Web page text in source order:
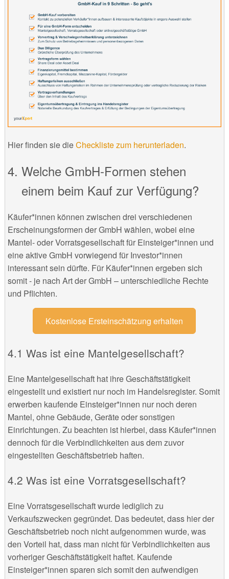
Hier finden sie dieCheckliste zum herunterladen.
Welche GmbH-Formen stehen
einem beim Kauf zur Verfügung?
Käufer*innen können zwischen drei verschiedenen
Erscheinungsformen der GmbH wählen, wobei eine
Mantel- oder Vorratsgesellschaft für Einsteiger*innen und
eine aktive GmbH vorwiegend für Investor*innen
interessant sein dürfte. Für Käufer*innen ergeben sich
somit - je nach Art der GmbH – unterschiedliche Rechte
und Pflichten.
Kostenlose Ersteinschätzung erhalten
Was ist eine Mantelgesellschaft?
Eine Mantelgesellschaft hat ihre Geschäftstätigkeit
eingestellt und existiert nur noch im Handelsregister. Somit
erwerben kaufende Einsteiger*innen nur noch deren
Mantel, ohne Gebäude, Geräte oder sonstigen
Einrichtungen. Zu beachten ist hierbei, dass Käufer*innen
dennoch für die Verbindlichkeiten aus dem zuvor
eingestellten Geschäftsbetrieb haften.
Was ist eine Vorratsgesellschaft?
Eine Vorratsgesellschaft wurde lediglich zu
Verkaufszwecken gegründet. Das bedeutet, dass hier der
Geschäftsbetrieb noch nicht aufgenommen wurde, was
den Vorteil hat, dass man nicht für Verbindlichkeiten aus
vorheriger Geschäftstätigkeit haftet. Kaufende
Einsteiger*innen sparen sich somit den aufwendigen